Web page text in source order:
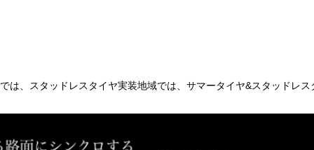
は、スタッドレスタイヤ実装地域では、サマータイヤ&スタッドレス